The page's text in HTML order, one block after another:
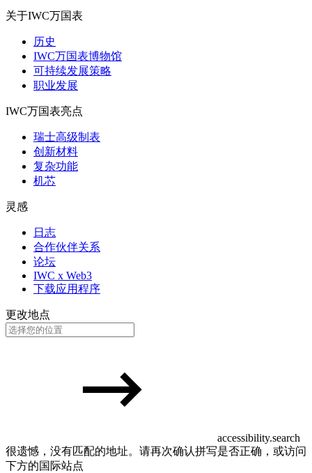
关于IWC万国表
历史
IWC万国表博物馆
可持续发展策略
职业发展
IWC万国表亮点
瑞士高级制表
创新材料
复杂功能
机芯
灵感
日志
合作伙伴关系
论坛
IWC x Web3
下载应用程序
更改地点
accessibility.search
很遗憾，没有匹配的地址。请再次确认拼写是否正确，或访问
下方的国际站点